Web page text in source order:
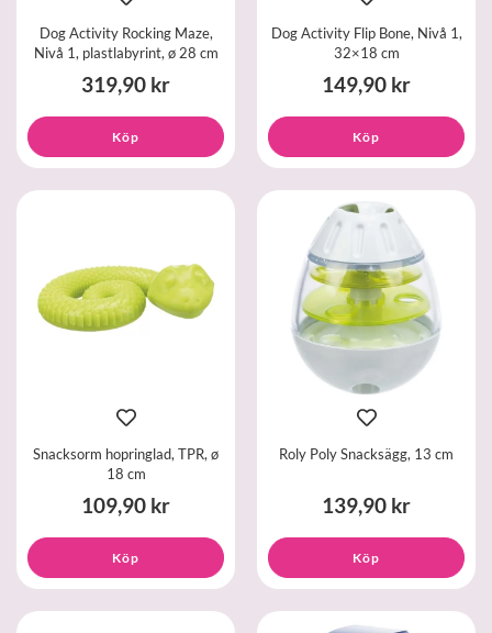
Dog Activity Rocking Maze,
Nivå 1, plastlabyrint, ø 28 cm
319,90 kr
Köp
Dog Activity Flip Bone, Nivå 1,
32×18 cm
149,90 kr
Köp
Snacksorm hopringlad, TPR, ø
18 cm
109,90 kr
Köp
Roly Poly Snacksägg, 13 cm
139,90 kr
Köp